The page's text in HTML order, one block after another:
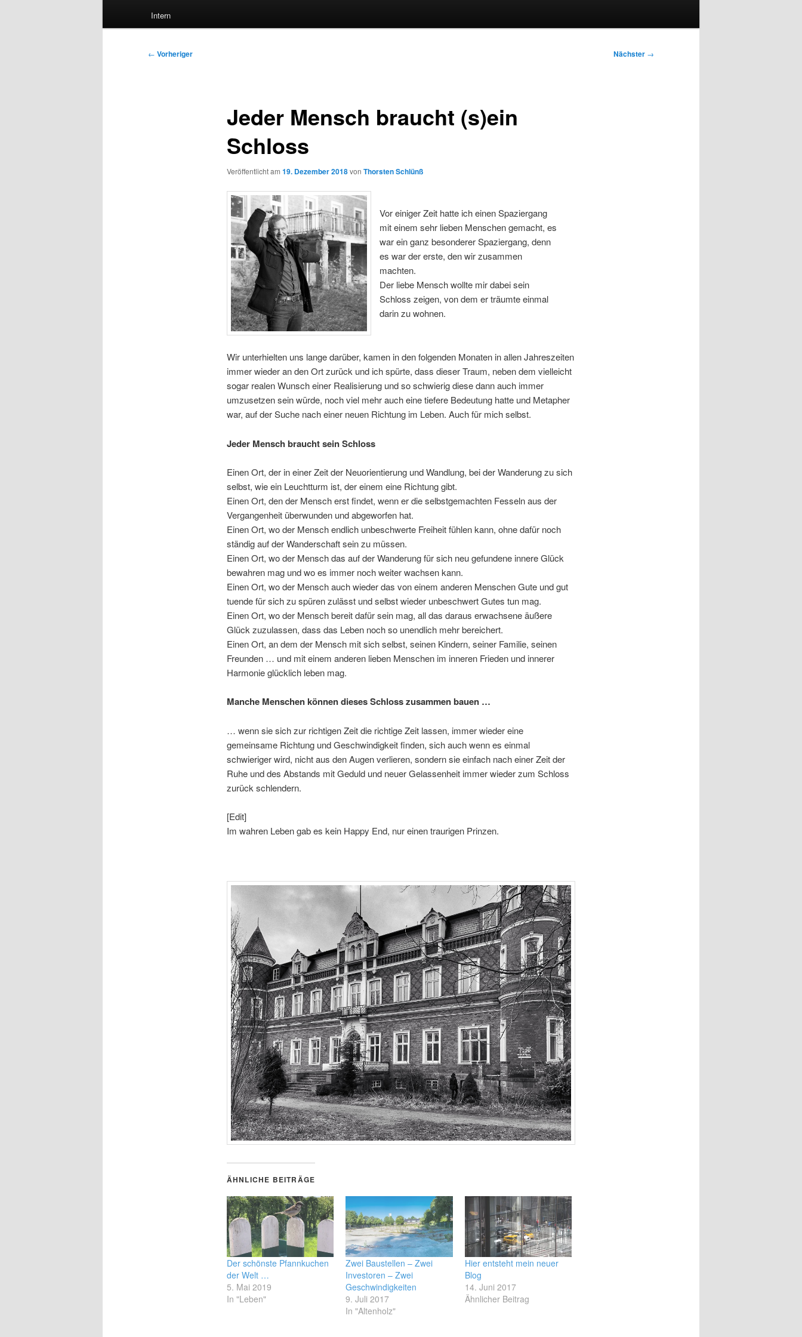
Intern
Beitragsnavigation
← Vorheriger Nächster →
Jeder Mensch braucht (s)ein
Schloss
Veröffentlicht am 19. Dezember 2018von Thorsten Schlünß
Vor einiger Zeit hatte ich einen Spaziergang
mit einem sehr lieben Menschen gemacht, es
war ein ganz besonderer Spaziergang, denn
es war der erste, den wir zusammen
machten.
Der liebe Mensch wollte mir dabei sein
Schloss zeigen, von dem er träumte einmal
darin zu wohnen.
Wir unterhielten uns lange darüber, kamen in den folgenden Monaten in allen Jahreszeiten
immer wieder an den Ort zurück und ich spürte, dass dieser Traum, neben dem vielleicht
sogar realen Wunsch einer Realisierung und so schwierig diese dann auch immer
umzusetzen sein würde, noch viel mehr auch eine tiefere Bedeutung hatte und Metapher
war, auf der Suche nach einer neuen Richtung im Leben. Auch für mich selbst.
Jeder Mensch braucht sein Schloss
Einen Ort, der in einer Zeit der Neuorientierung und Wandlung, bei der Wanderung zu sich
selbst, wie ein Leuchtturm ist, der einem eine Richtung gibt.
Einen Ort, den der Mensch erst findet, wenn er die selbstgemachten Fesseln aus der
Vergangenheit überwunden und abgeworfen hat.
Einen Ort, wo der Mensch endlich unbeschwerte Freiheit fühlen kann, ohne dafür noch
ständig auf der Wanderschaft sein zu müssen.
Einen Ort, wo der Mensch das auf der Wanderung für sich neu gefundene innere Glück
bewahren mag und wo es immer noch weiter wachsen kann.
Einen Ort, wo der Mensch auch wieder das von einem anderen Menschen Gute und gut
tuende für sich zu spüren zulässt und selbst wieder unbeschwert Gutes tun mag.
Einen Ort, wo der Mensch bereit dafür sein mag, all das daraus erwachsene äußere
Glück zuzulassen, dass das Leben noch so unendlich mehr bereichert.
Einen Ort, an dem der Mensch mit sich selbst, seinen Kindern, seiner Familie, seinen
Freunden … und mit einem anderen lieben Menschen im inneren Frieden und innerer
Harmonie glücklich leben mag.
Manche Menschen können dieses Schloss zusammen bauen …
… wenn sie sich zur richtigen Zeit die richtige Zeit lassen, immer wieder eine
gemeinsame Richtung und Geschwindigkeit finden, sich auch wenn es einmal
schwieriger wird, nicht aus den Augen verlieren, sondern sie einfach nach einer Zeit der
Ruhe und des Abstands mit Geduld und neuer Gelassenheit immer wieder zum Schloss
zurück schlendern.
[Edit]
Im wahren Leben gab es kein Happy End, nur einen traurigen Prinzen.
ÄHNLICHE BEITRÄGE
Der schönste Pfannkuchen
der Welt …
5. Mai 2019
In "Leben"
Zwei Baustellen – Zwei
Investoren – Zwei
Geschwindigkeiten
9. Juli 2017
In "Altenholz"
Hier entsteht mein neuer
Blog
14. Juni 2017
Ähnlicher Beitrag